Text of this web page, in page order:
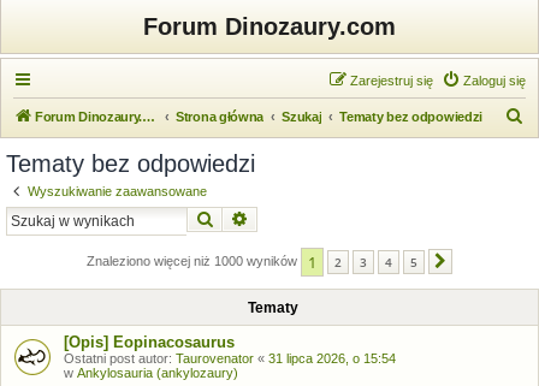
Forum Dinozaury.com
Zaloguj się
Zarejestruj się
Forum Dinozaury.com Strona główna Szukaj Tematy bez odpowiedzi
Tematy bez odpowiedzi
Wyszukiwanie zaawansowane
Szukaj
Znaleziono więcej niż 1000 wyników 1 2 3 4 5
Tematy
[Opis] Eopinacosaurus
Ostatni post autor: Taurovenator « 31 lipca 2026, o 15:54
w Ankylosauria (ankylozaury)